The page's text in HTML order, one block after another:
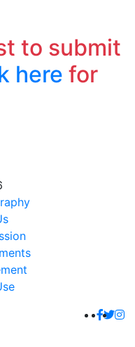
to submit
here for